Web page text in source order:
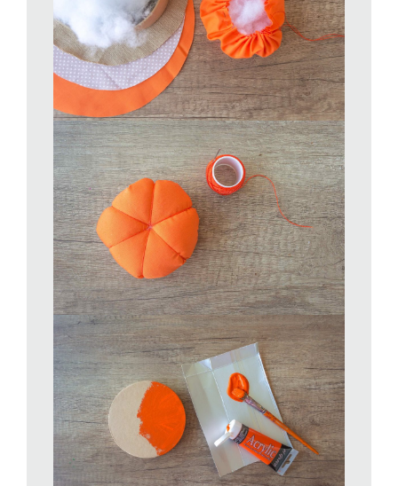
optato per cerchi di 2 misure: 24 e 20 cm di diametro.
Con un filo dello stesso colore, usando il punto filza, cucite
tutta la circonferenza.
Tirate leggermente entrambi i lembi del filo per far arricciare la
vostra zucca, poi imbottite con dell’ovatta sintetica prima di
chiudere l’apertura annodando bene il filo.
Utilizzando lo stesso filo, partendo dal centro della zucca,
create 6-8 spicchi.
Da resti di panno e cartoncino realizzate delle foglie da
sovrapporre tra loro. Con un punteruolo a molla o una forbice
forate le foglie al centro in modo da poter inserire un legnetto.
Annodate quindi dello spago marrone attorno a degli
stuzzichini e passateli con una pennellata di colla vinilica.
Lasciateli asciugare, quindi sfilateli. Si saranno formati dei
Posizionate le foglie sulle zucche e fissatele con la colla.
Infilate un legnetto per creare il picciolo e decorate con i ricci di
spago e un piccolo fiocco. Fissate le zucche al coperchio delle
scatole e decorate quest’ultime a piacere con dei nastri in tinta.
Buon autunno!